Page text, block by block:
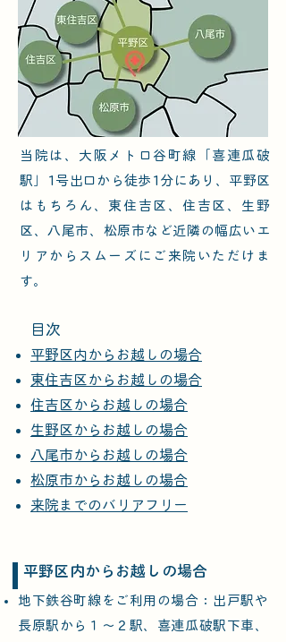
当院は、大阪メトロ谷町線「喜連瓜破
駅」1号出口から徒歩1分にあり、平野区
はもちろん、東住吉区、住吉区、生野
区、八尾市、松原市など近隣の幅広いエ
リアからスムーズにご来院いただけま
す。
目次
平野区内からお越しの場合
東住吉区からお越しの場合
住吉区からお越しの場合
生野区からお越しの場合
八尾市からお越しの場合
松原市からお越しの場合
来院までのバリアフリー
平野区内からお越しの場合​​
地下鉄谷町線をご利用の場合：出戸駅や
長原駅から１～２駅、喜連瓜破駅下車、